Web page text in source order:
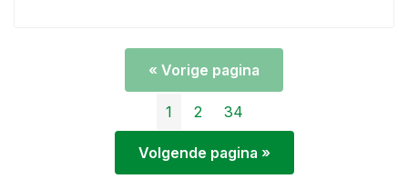
« Vorige pagina
1 2 34
Volgende pagina »